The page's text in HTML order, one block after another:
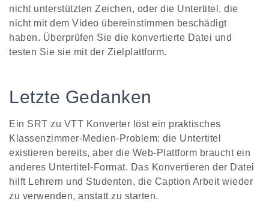
nicht unterstützten Zeichen, oder die Untertitel, die
nicht mit dem Video übereinstimmen beschädigt
haben. Überprüfen Sie die konvertierte Datei und
testen Sie sie mit der Zielplattform.
Letzte Gedanken
Ein SRT zu VTT Konverter löst ein praktisches
Klassenzimmer-Medien-Problem: die Untertitel
existieren bereits, aber die Web-Plattform braucht ein
anderes Untertitel-Format. Das Konvertieren der Datei
hilft Lehrern und Studenten, die Caption Arbeit wieder
zu verwenden, anstatt zu starten.